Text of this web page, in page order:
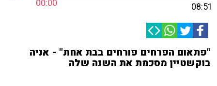
00:00 08:51
"פתאום הפרחים פורחים בבת אחת" - אניה
בוקשטיין מסכמת את השנה שלה